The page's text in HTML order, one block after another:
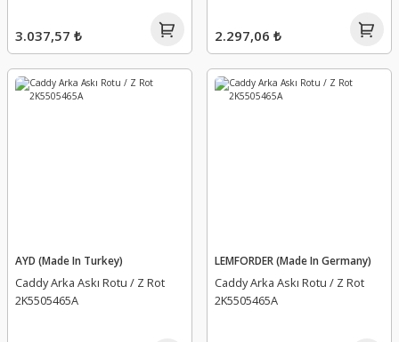
3.037,57 ₺ 2.297,06 ₺
AYD (Made In Turkey)
Caddy Arka Askı Rotu / Z Rot
2K5505465A
LEMFORDER (Made In Germany)
Caddy Arka Askı Rotu / Z Rot
2K5505465A